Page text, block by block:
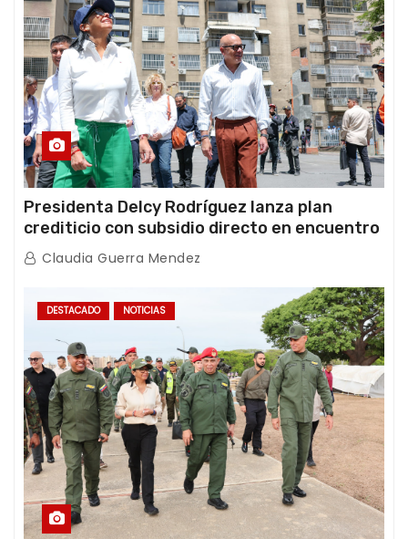
Presidenta Delcy Rodríguez lanza plan
crediticio con subsidio directo en encuentro
con Juntas de Condominio
Claudia Guerra Mendez
DESTACADO NOTICIAS